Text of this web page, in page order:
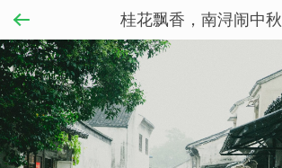
桂花飘香，南浔闹中秋